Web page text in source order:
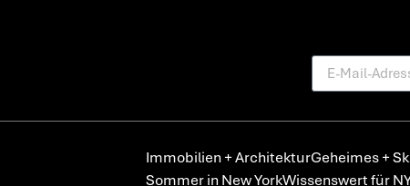
Immobilien + ArchitekturGeheimes +
Sommer in New YorkWissenswert für